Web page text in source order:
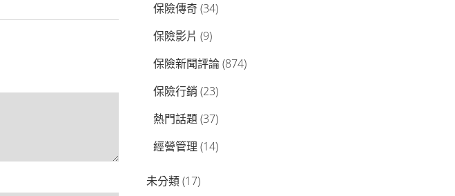
保險傳奇(34)
保險影片 (9)
保險新聞評論(874)
保險行銷 (23)
熱門話題(37)
經營管理 (14)
未分類(17)